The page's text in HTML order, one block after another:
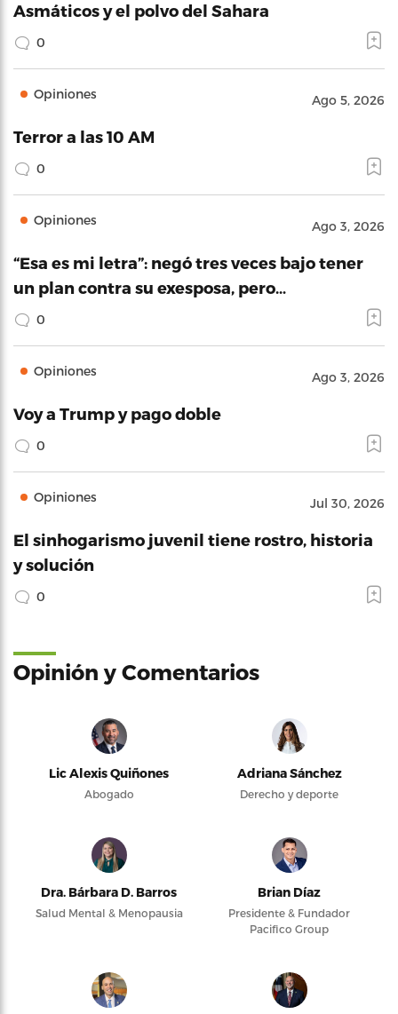
Asmáticos y el polvo del Sahara
0
Opiniones Ago 5, 2026
Terror a las 10 AM
0
Opiniones Ago 3, 2026
“Esa es mi letra”: negó tres veces bajo tener
un plan contra su exesposa, pero…
0
Opiniones Ago 3, 2026
Voy a Trump y pago doble
0
Opiniones Jul 30, 2026
El sinhogarismo juvenil tiene rostro, historia
y solución
0
Opinión y Comentarios
Lic Alexis Quiñones
Abogado
Adriana Sánchez
Derecho y deporte
Dra. Bárbara D. Barros
Salud Mental & Menopausia
Brian Díaz
Presidente & Fundador
Pacifico Group